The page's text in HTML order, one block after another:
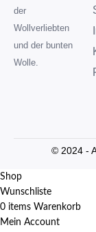
der
Wollverliebten
und der bunten
Wolle.
© 2024 -
Shop
Wunschliste
0 items Warenkorb
Mein Account